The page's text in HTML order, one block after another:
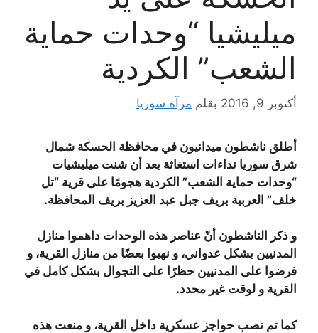
ميليشيا “وحدات حماية
الشعب” الكردية
أكتوبر 9, 2016 بقلم مرآة سوريا
أطلق ناشطون ميدانيون في محافظة الحسكة شمال
شرق سوريا نداءات استغاثة بعد أن شنت ميليشيات
“وحدات حماية الشعب” الكردية هجومًا على قرية “تل
خلف” العربية بريف جبل عبد العزيز بريف المحافظة.
و ذكر الناشطون أنّ عناصر هذه الوحدات داهموا منازل
المدنيين بشكل عدواني، و نهبوا بعضًا من منازل القرية، و
فرضوا على المدنيين حظرًا على التجوال بشكل كامل في
القرية و لوقت غير محدد.
كما تم نصب حواجز عسكرية داخل القرية، و منعت هذه